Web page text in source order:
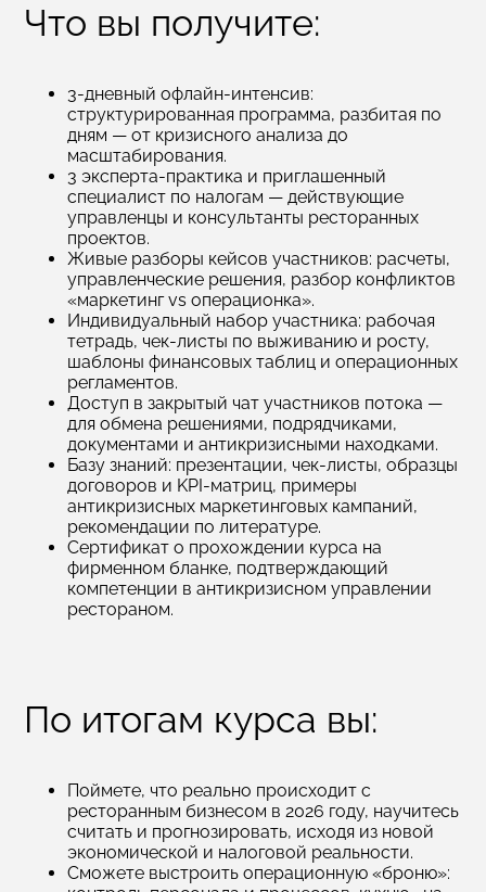
Что вы получите:
3‑дневный офлайн‑интенсив:
структурированная программа, разбитая по
дням — от кризисного анализа до
масштабирования.
3 эксперта‑практика и приглашенный
специалист по налогам — действующие
управленцы и консультанты ресторанных
проектов.
Живые разборы кейсов участников: расчеты,
управленческие решения, разбор конфликтов
«маркетинг vs операционка».
Индивидуальный набор участника: рабочая
тетрадь, чек‑листы по выживанию и росту,
шаблоны финансовых таблиц и операционных
регламентов.
Доступ в закрытый чат участников потока —
для обмена решениями, подрядчиками,
документами и антикризисными находками.
Базу знаний: презентации, чек‑листы, образцы
договоров и KPI‑матриц, примеры
антикризисных маркетинговых кампаний,
рекомендации по литературе.
Сертификат о прохождении курса на
фирменном бланке, подтверждающий
компетенции в антикризисном управлении
рестораном.
По итогам курса вы:
Поймете, что реально происходит с
ресторанным бизнесом в 2026 году, научитесь
считать и прогнозировать, исходя из новой
экономической и налоговой реальности.
Сможете выстроить операционную «броню»: